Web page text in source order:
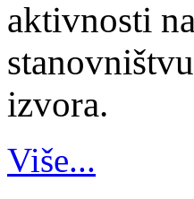
aktivnosti
izvora.
Više...